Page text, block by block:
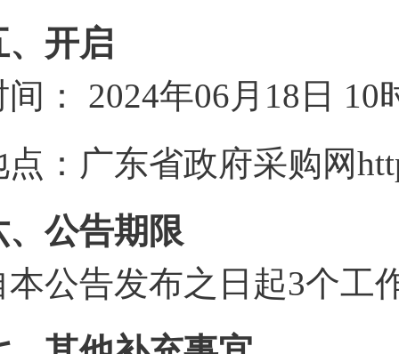
、开启
：
2024年06月18日 10
： 广东省政府采购网
、公告期限
本公告发布之日起3个工